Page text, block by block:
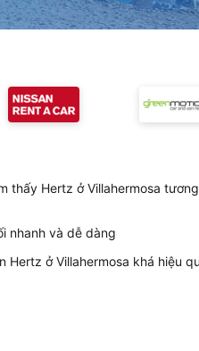
thấy Hertz ở Villahermosa
nhanh và dễ dàng
Hertz ở Villahermosa khá hiệu